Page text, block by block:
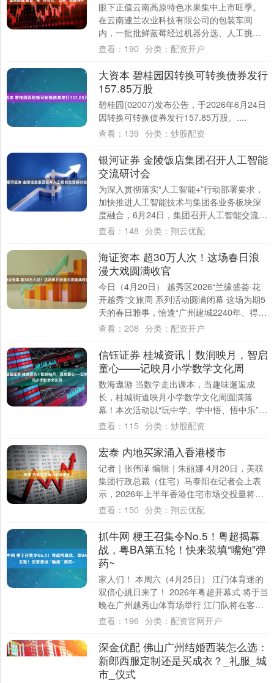
眼下正值云南高原特色水果集中上市旺季。
在云南逮兰农业科技有限公司的包装车间
内，一批批鲜蓝莓经过机器分选、人工挑拣
后，迅速装入保鲜盒并送入冷库预冷，在完
查看： 190 分类： 配资开户
大资本 碧桂园因转换可转换债券发行
157.85万股
碧桂园(02007)发布公告，于2026年6月24日
因转换可转换债券发行157.85万股。....
查看： 139 分类： 炒股配资
银河证券 金陵饭店集团召开人工智能
交流研讨会
为深入贯彻落实“人工智能+”行动部署要求，
加快推进人工智能技术与集团各业务板块深
度融合，6月24日，集团召开人工智能交流研
讨会。集团领导班子成员、各所属二级企
查看： 148 分类： 翔云优配
海证资本 超30万人次！这场春日浪
漫大戏圆满收官
今日（4月20日） 越秀区2026“兰缘盛荟·花
开越秀”文旅周 系列活动圆满闭幕 这场为期5
天的春日雅事，恰逢“广州建城2240年、得名
1800年”与“广交会创....
查看： 208 分类： 配资开户
信钰证券 桂城资讯丨数润映月，智启
童心——记映月小学数学文化周
数海遨游 当数学走出课本，当趣味邂逅成
长，桂城街道映月小学数学文化周圆满落
幕！本次活动以“玩中学、学中悟、悟中乐”为
核心，融合创意表演、竞技挑战、动手实践
查看： 115 分类： 炒股配资
宏泰 内地买家涌入香港楼市
记者｜张伟泽 编辑｜朱丽娜 4月20日，美联
集团行政总裁（住宅）马泰阳在记者会上表
示，2026年上半年香港住宅市场交投量将持
续上升，一手交投有望录得约11300....
查看： 150 分类： 翔云优配
抓牛网 梗王召集令No.5！粤超揭幕
战，粤BA第五轮！快来装填“嘴炮”弹
药~
家人们！ 本周六（4月25日） 江门体育迷的
双倍心跳日来了！ 2026年粤超开幕式 将于当
晚在广州越秀山体育场举行 江门队将在客场
挑战广州队 打响粤超首战！⚽ ....
查看： 196 分类： 配资官网开户
深金优配 佛山广州结婚西装怎么选：
新郎西服定制还是买成衣？_礼服_城
市_仪式